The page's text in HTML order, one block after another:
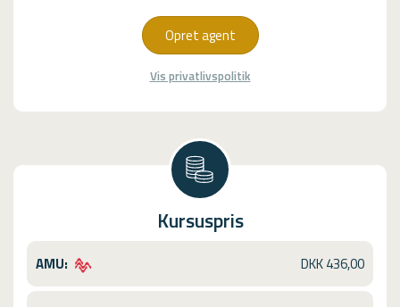
Opret agent
Vis privatlivspolitik
Kursuspris
AMU: DKK 436,00